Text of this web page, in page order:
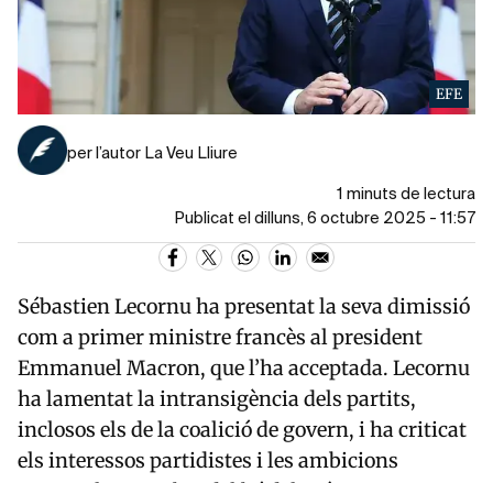
EFE
per l’autor La Veu Lliure
1 minuts de lectura
Publicat el dilluns, 6 octubre 2025 - 11:57
Sébastien Lecornu ha presentat la seva dimissió
com a primer ministre francès al president
Emmanuel Macron, que l’ha acceptada. Lecornu
ha lamentat la intransigència dels partits,
inclosos els de la coalició de govern, i ha criticat
els interessos partidistes i les ambicions